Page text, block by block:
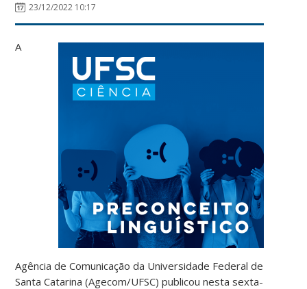
23/12/2022 10:17
A
Agência de Comunicação da Universidade Federal de
Santa Catarina (Agecom/UFSC) publicou nesta sexta-